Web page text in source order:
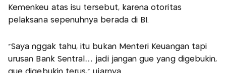
Kemenkeu atas isu tersebut, karena otoritas
pelaksana sepenuhnya berada di BI.
“Saya nggak tahu, itu bukan Menteri Keuangan tapi
urusan Bank Sentral… jadi jangan gue yang digebukin,